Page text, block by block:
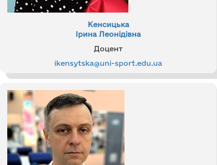
Кенсицька
Ірина Леонідівна
Доцент
ikensytska@uni-sport.edu.ua